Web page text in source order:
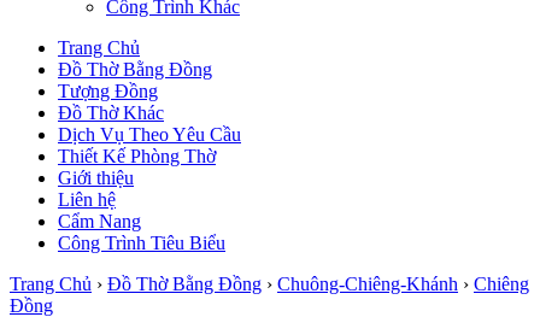
Công Trình Khác
Trang Chủ
Đồ Thờ Bằng Đồng
Tượng Đồng
Đồ Thờ Khác
Dịch Vụ Theo Yêu Cầu
Thiết Kế Phòng Thờ
Giới thiệu
Liên hệ
Cẩm Nang
Công Trình Tiêu Biểu
Trang Chủ › Đồ Thờ Bằng Đồng › Chuông-Chiêng-Khánh › Chiêng
Đồng